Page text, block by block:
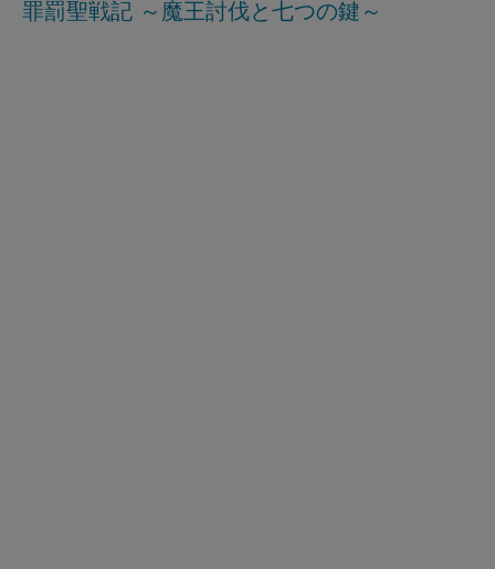
罪罰聖戦記 ～魔王討伐と七つの鍵～